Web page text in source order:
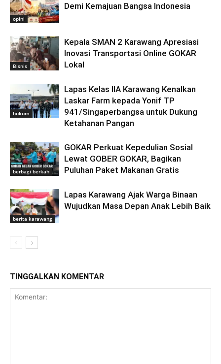
opini
Demi Kemajuan Bangsa Indonesia
Bisnis
Kepala SMAN 2 Karawang Apresiasi
Inovasi Transportasi Online GOKAR
Lokal
hukum
Lapas Kelas IIA Karawang Kenalkan
Laskar Farm kepada Yonif TP
941/Singaperbangsa untuk Dukung
Ketahanan Pangan
berbagi berkah
GOKAR Perkuat Kepedulian Sosial
Lewat GOBER GOKAR, Bagikan
Puluhan Paket Makanan Gratis
berita karawang
Lapas Karawang Ajak Warga Binaan
Wujudkan Masa Depan Anak Lebih Baik
TINGGALKAN KOMENTAR